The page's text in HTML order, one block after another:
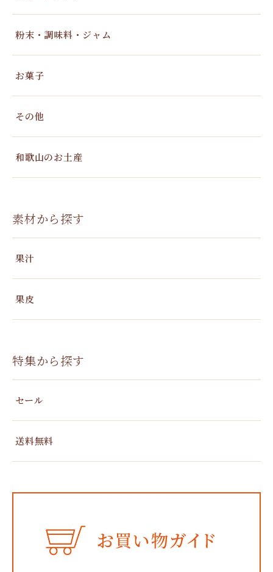
粉末・調味料・ジャム
お菓子
その他
和歌山のお土産
素材から探す
果汁
果皮
特集から探す
セール
送料無料